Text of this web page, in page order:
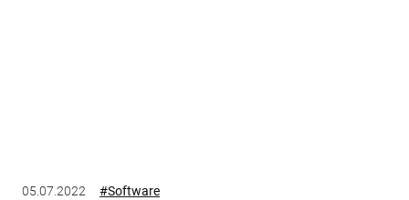
05.07.2022 #Software